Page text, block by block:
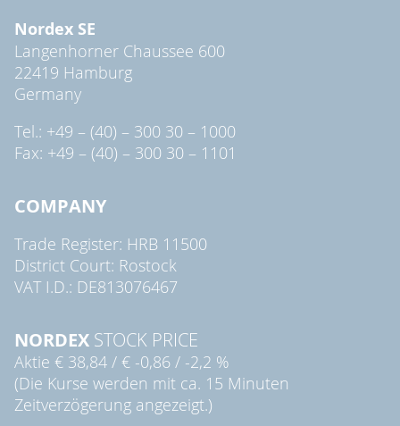
Nordex SE
Langenhorner Chaussee 600
22419 Hamburg
Germany
Tel.: +49 – (40) – 300 30 – 1000
Fax: +49 – (40) – 300 30 – 1101
COMPANY
Trade Register: HRB 11500
District Court: Rostock
VAT I.D.: DE813076467
NORDEX STOCK PRICE
Aktie € 38,84 / € -0,86 / -2,2 %
(Die Kurse werden mit ca. 15 Minuten
Zeitverzögerung angezeigt.)